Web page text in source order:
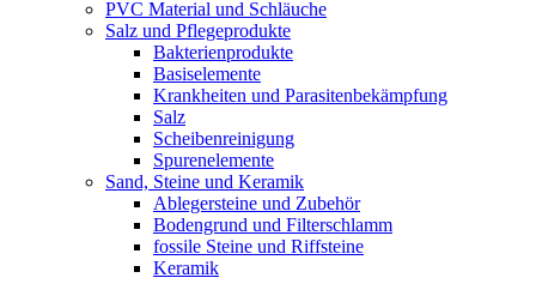
PVC Material und Schläuche
Salz und Pflegeprodukte
Bakterienprodukte
Basiselemente
Krankheiten und Parasitenbekämpfung
Salz
Scheibenreinigung
Spurenelemente
Sand, Steine und Keramik
Ablegersteine und Zubehör
Bodengrund und Filterschlamm
fossile Steine und Riffsteine
Keramik